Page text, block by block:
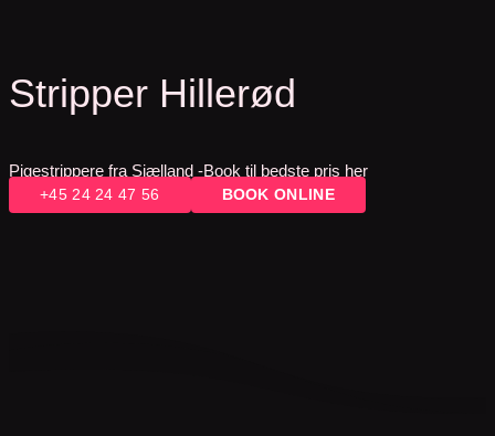
Stripper Hillerød
Pigestrippere fra Sjælland -Book til bedste pris her
+45 24 24 47 56 BOOK ONLINE